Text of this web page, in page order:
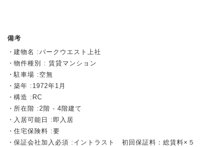
備考
建物名 :パークウエスト上社
物件種別 : 賃貸マンション
駐車場 :空無
築年 :1972年1月
構造 :RC
所在階 :2階 - 4階建て
入居可能日 :即入居
住宅保険料 :要
保証会社加入必須 :イントラスト 初回保証料：総賃料×５